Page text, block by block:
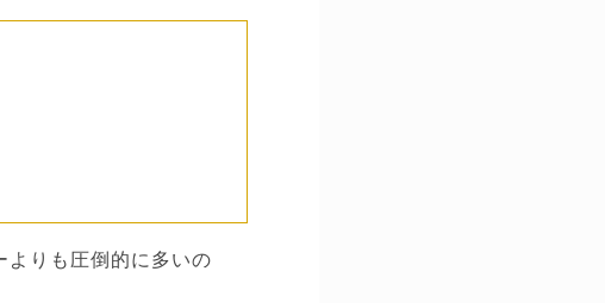
よりも圧倒的に多いの